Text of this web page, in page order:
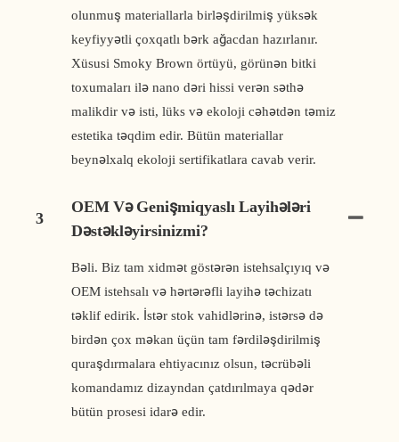
olunmuş materiallarla birləşdirilmiş yüksək
keyfiyyətli çoxqatlı bərk ağacdan hazırlanır.
Xüsusi Smoky Brown örtüyü, görünən bitki
toxumaları ilə nano dəri hissi verən səthə
malikdir və isti, lüks və ekoloji cəhətdən təmiz
estetika təqdim edir. Bütün materiallar
beynəlxalq ekoloji sertifikatlara cavab verir.
3
OEM Və Genişmiqyaslı Layihələri
Dəstəkləyirsinizmi?
Bəli. Biz tam xidmət göstərən istehsalçıyıq və
OEM istehsalı və hərtərəfli layihə təchizatı
təklif edirik. İstər stok vahidlərinə, istərsə də
birdən çox məkan üçün tam fərdiləşdirilmiş
quraşdırmalara ehtiyacınız olsun, təcrübəli
komandamız dizayndan çatdırılmaya qədər
bütün prosesi idarə edir.